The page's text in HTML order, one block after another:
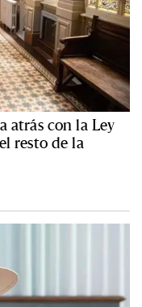
atrás con la Ley
resto de la